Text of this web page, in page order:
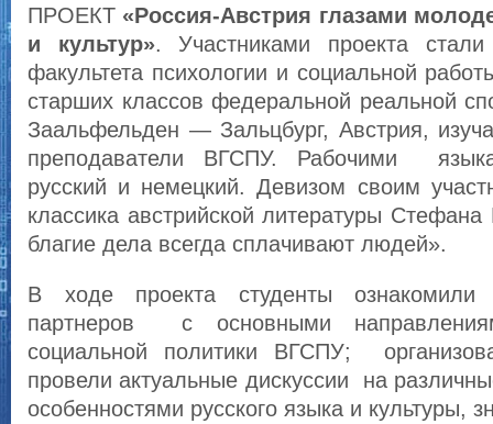
ПРОЕКТ «Россия-Австрия глазами
и культур». Участниками проекта
факультета психологии и социальной
старших классов федеральной реальной
Заальфельден — Зальцбург, Австрия,
преподаватели ВГСПУ. Рабочими
русский и немецкий. Девизом своим
классика австрийской литературы
благие дела всегда сплачивают людей».
В ходе проекта студенты ознакомили
партнеров с основными
социальной политики ВГСПУ;
провели актуальные дискуссии на
особенностями русского языка и культуры,